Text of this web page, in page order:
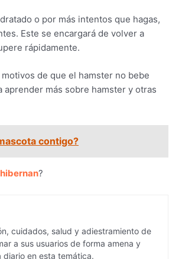
o por más intentos que hagas,
Este se encargará de volver a
rápidamente.
de que el hamster no bebe
más sobre hamster y otras
contigo?
?
cuidados, salud y adiestramiento de
a sus usuarios de forma amena y
diario en esta temática.